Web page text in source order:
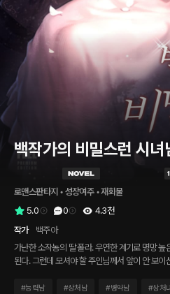
백작가의 비밀스런 시녀
로맨스판타지 • 성장여주 • 재회물
5.0
0 4.3천
작가
백주아
가난한 소작농의 딸 폴라. 우연한 계기로 명망
된다. 그런데 모셔야 할 주인님께서 앞이 안 보이
“죽고 싶어?” “그냥 쏘십시오.” “뭐?” “이대로
#능력남 #상처남 #병약남 #상처